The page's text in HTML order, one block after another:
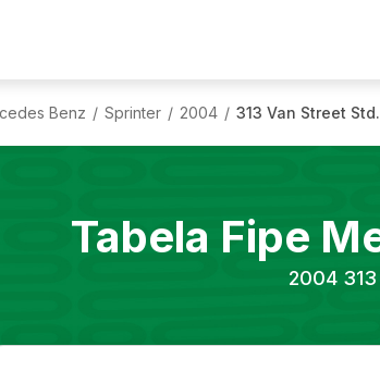
Benz / Sprinter / 2004 / 313 Van Street
Tabela Fipe
2004